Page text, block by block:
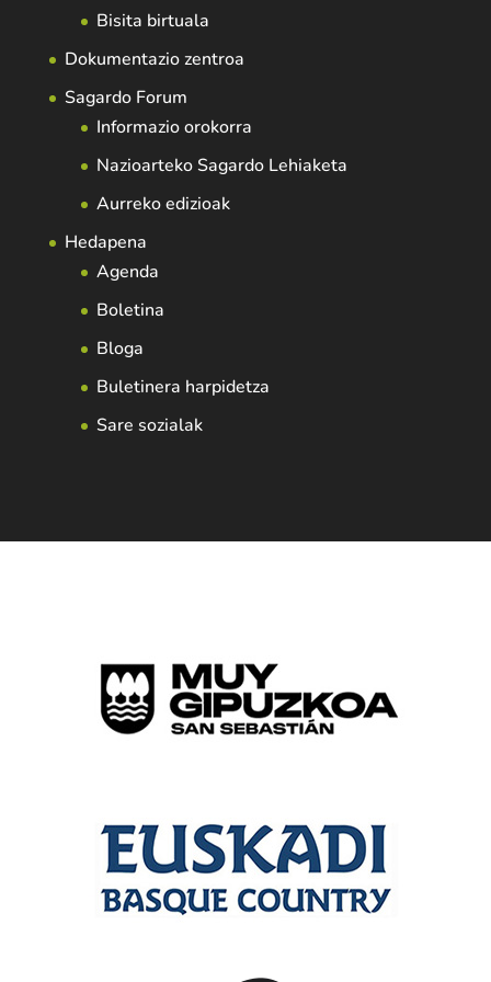
Bisita birtuala
Dokumentazio zentroa
Sagardo Forum
Informazio orokorra
Nazioarteko Sagardo Lehiaketa
Aurreko edizioak
Hedapena
Agenda
Boletina
Bloga
Buletinera harpidetza
Sare sozialak